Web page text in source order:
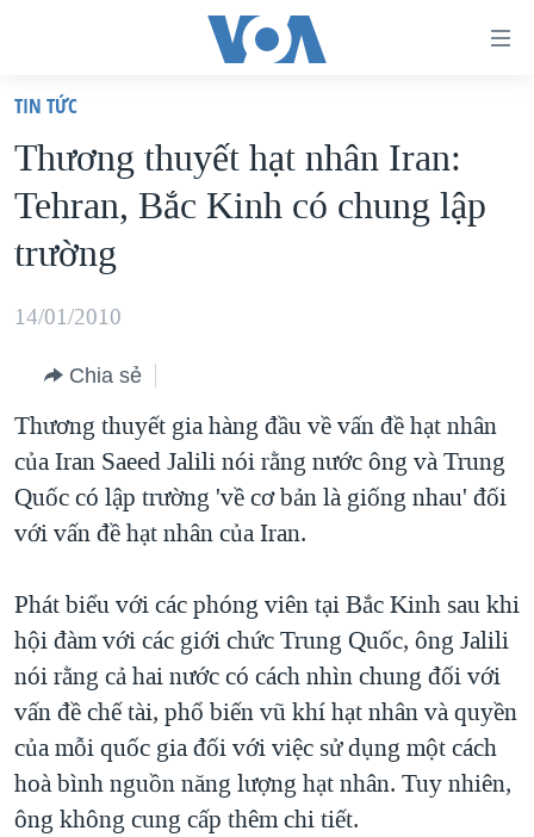
truy
cập
Tới
nội
chính
hướng
chính
Đi
tới
VIỆT NAM
HOA KỲ
BIỂN ĐÔNG
THẾ GIỚI
DIỄN ĐÀN
MỤC
TỰ DO BÁO CHÍ
VẠCH TRẦN TIN GIẢ
ĐỜI SỐNG
KINH TẾ
KHOA HỌC
VĂN HOÁ
THỂ THAO
CHUYÊN ĐỀ
CHIẾN TRANH THƯƠNG MẠI CỦA MỸ: QUÁ KHỨ VÀ HIỆN
TẠI
GIẢI MÃ VÀNH ĐAI & CON ĐƯỜNG
NGÀY TỊ NẠN THẾ GIỚI
TRỊNH VĨNH BÌNH - NGƯỜI HẠ 'BÊN THẮNG CUỘC'
GROUND ZERO – XƯA VÀ NAY
HỌC TIẾNG ANH
NGHE
MẠNG XÃ HỘI
Ngôn ngữ khác
TIN TỨC
Thương thuyết hạt nhân Iran:
Tehran, Bắc Kinh có chung lập
trường
14/01/2010
Chia sẻ
Thương thuyết gia hàng đầu về vấn đề hạt nhân
của Iran Saeed Jalili nói rằng nước ông và Trung
Quốc có lập trường 'về cơ bản là giống nhau' đối
với vấn đề hạt nhân của Iran.
Phát biểu với các phóng viên tại Bắc Kinh sau khi
hội đàm với các giới chức Trung Quốc, ông Jalili
nói rằng cả hai nước có cách nhìn chung đối với
vấn đề chế tài, phổ biến vũ khí hạt nhân và quyền
của mỗi quốc gia đối với việc sử dụng một cách
hoà bình nguồn năng lượng hạt nhân. Tuy nhiên,
ông không cung cấp thêm chi tiết.